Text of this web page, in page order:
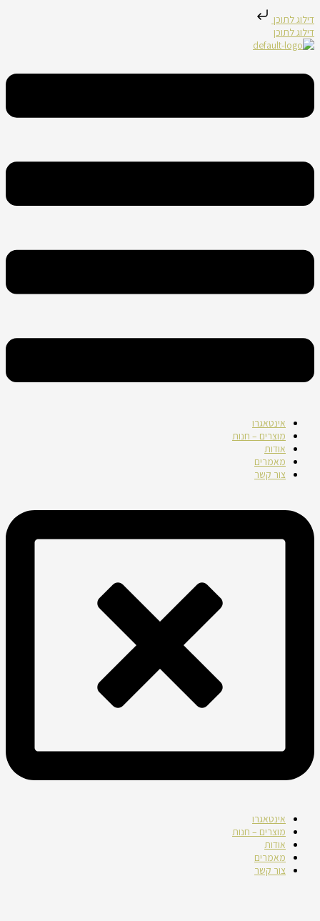
דילוג לתוכן
דילוג לתוכן
אינטאגרו
מוצרים – חנות
אודות
מאמרים
צור קשר
אינטאגרו
מוצרים – חנות
אודות
מאמרים
צור קשר